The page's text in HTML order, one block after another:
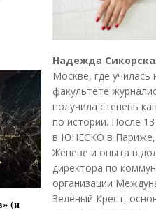
(и
Надежда
Москве, где училась
факультете
получила степень
по истории. После
в ЮНЕСКО в Париже,
Женеве и опыта в
директора по
организации
Зелёный Крест,